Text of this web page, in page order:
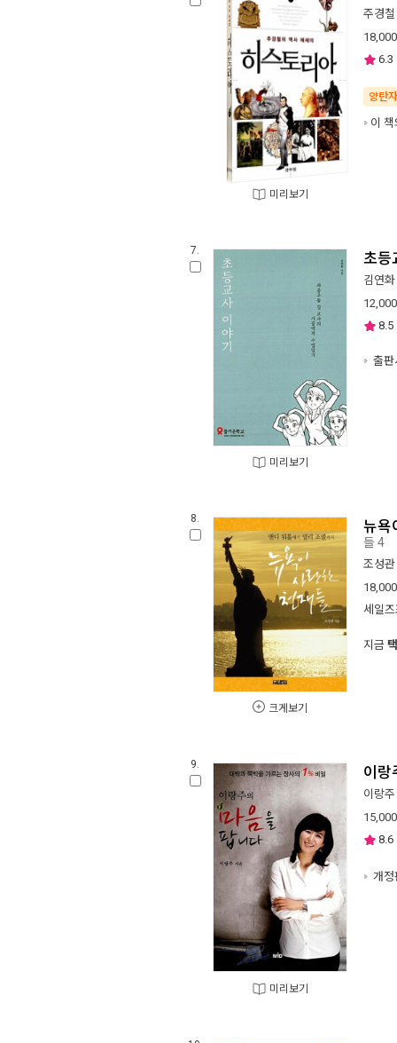
미리보기
주경철
18,000
6.3
양탄
이
7.
미리보기
초등
김연화
12,000
8.5
출판
8.
크게보기
뉴욕
들 4
조성관
18,000
세일
지금
9.
미리보기
이랑
이랑주
15,000
8.6
개정